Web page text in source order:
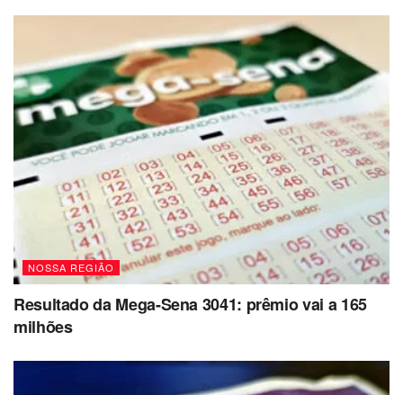
NOSSA REGIÃO
Resultado da Mega-Sena 3041: prêmio vai a 165
milhões